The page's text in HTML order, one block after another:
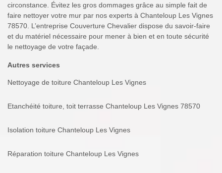
circonstance. Évitez les gros dommages grâce au simple fait de
faire nettoyer votre mur par nos experts à Chanteloup Les Vignes
78570. L’entreprise Couverture Chevalier dispose du savoir-faire
et du matériel nécessaire pour mener à bien et en toute sécurité
le nettoyage de votre façade.
Autres services
Nettoyage de toiture Chanteloup Les Vignes
Etanchéité toiture, toit terrasse Chanteloup Les Vignes 78570
Isolation toiture Chanteloup Les Vignes
Réparation toiture Chanteloup Les Vignes